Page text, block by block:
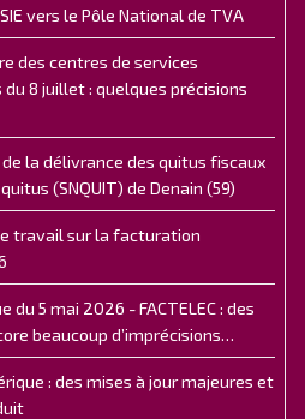
vers le Pôle National de TVA
des centres de services
8 juillet : quelques précisions
de la délivrance des quitus fiscaux
(SNQUIT) de Denain (59)
travail sur la facturation
5 mai 2026 - FACTELEC : des
beaucoup d’imprécisions…
: des mises à jour majeures et